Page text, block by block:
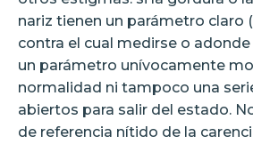
nariz tienen un parámetro claro
contra el cual medirse o
un parámetro unívocamente
normalidad ni tampoco una
abiertos para salir del estado.
de referencia nítido de la